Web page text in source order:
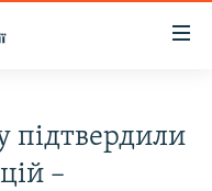
підтвердили
–